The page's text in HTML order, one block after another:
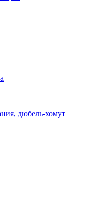
дюбель-хомут